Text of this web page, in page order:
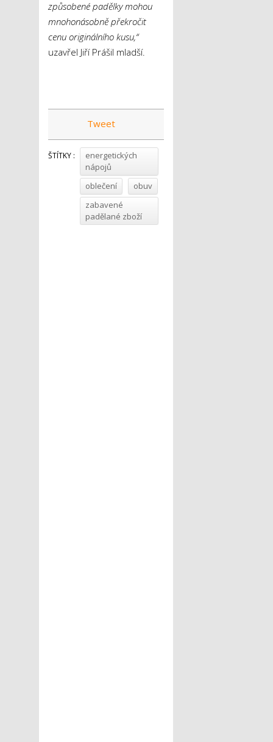
způsobené padělky mohou
mnohonásobně překročit
cenu originálního kusu,“
uzavřel Jiří Prášil mladší.
Tweet
ŠTÍTKY :
energetických
nápojů
oblečení
obuv
zabavené
padělané zboží